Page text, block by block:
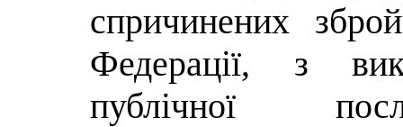
спричинених
Федерації, з
публічної